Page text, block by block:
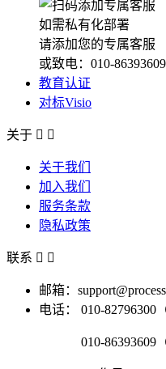
如需私有化部署
请添加您的专属客服
或致电：010-86393609
教育认证
对标Visio
关于  
关于我们
加入我们
服务条款
隐私政策
联系  
邮箱：
电话：
010-82796300
010-86393609